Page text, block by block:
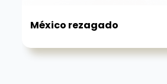
México rezagado